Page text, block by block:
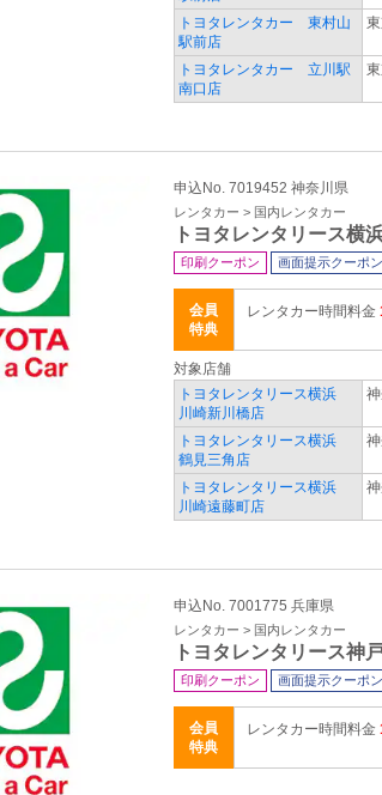
トヨタレンタカー 東村山
駅前店
トヨタレンタカー 立川駅
南口店
申込No. 7019452 神奈川県
レンタカー > 国内レンタカー
トヨタレンタリース横
印刷クーポン 画面提示クーポン
会員
特典
レンタカー時間料金
対象店舗
トヨタレンタリース横浜
川崎新川橋店
トヨタレンタリース横浜
鶴見三角店
トヨタレンタリース横浜
川崎遠藤町店
申込No. 7001775 兵庫県
レンタカー > 国内レンタカー
トヨタレンタリース神
印刷クーポン 画面提示クーポン
会員
特典
レンタカー時間料金